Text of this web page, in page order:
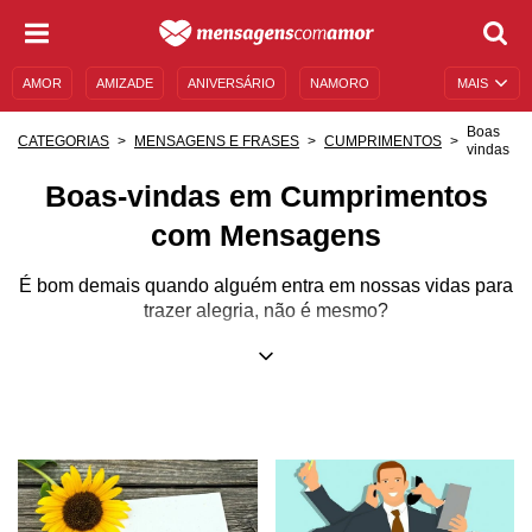
MAIS
AMOR AMIZADE ANIVERSÁRIO NAMORO
CATEGORIAS MENSAGENS E FRASES CUMPRIMENTOS
Boas
vindas
Boas-vindas em Cumprimentos
com Mensagens
É bom demais quando alguém entra em nossas vidas para
trazer alegria, não é mesmo?
A chegada de alguém querido, seja uma pessoa nova,
feliz demais durante todo o tempo que passar ao nosso
lado. E não há melhor maneira de demonstrar isso do que
com uma bela mensagem de boas-vindas!